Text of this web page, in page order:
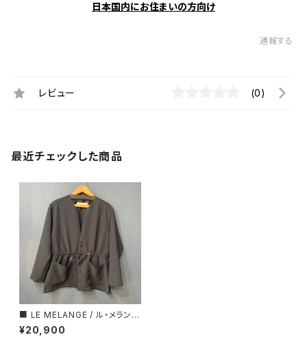
日本国内にお住まいの方向け
通報する
レビュー (0)
最近チェックした商品
■ LE MELANGE / ル・メランジ
ュ ■ ウォッシャブル・ノーカラー
ジャケット■MADE IN JAPAN
¥20,900